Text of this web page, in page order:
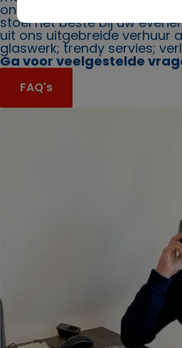
ons. Ook bieden wij u graag
stoel het beste bij uw
uit ons uitgebreide verhuur
glaswerk; trendy servies;
Ga voor veelgestelde
FAQ's